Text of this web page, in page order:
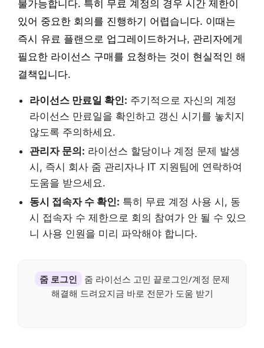
불가능합니다. 특히 무료 계정의 경우 시간 제한이
있어 중요한 회의를 진행하기 어렵습니다. 이때는
즉시 유료 플랜으로 업그레이드하거나, 관리자에게
필요한 라이선스 구매를 요청하는 것이 현실적인 해
결책입니다.
라이선스 만료일 확인: 주기적으로 자신의 계정
라이선스 만료일을 확인하고 갱신 시기를 놓치지
않도록 주의하세요.
관리자 문의: 라이선스 할당이나 계정 문제 발생
시, 즉시 회사 줌 관리자나 IT 지원팀에 연락하여
도움을 받으세요.
동시 접속자 수 확인: 특히 무료 계정 사용 시, 동
시 접속자 수 제한으로 회의 참여가 안 될 수 있으
니 사용 인원을 미리 파악해야 합니다.
줌 로그인
줌 라이선스 고민 끝로그인/계정 문제
해결해 드려요지금 바로 전문가 도움 받기